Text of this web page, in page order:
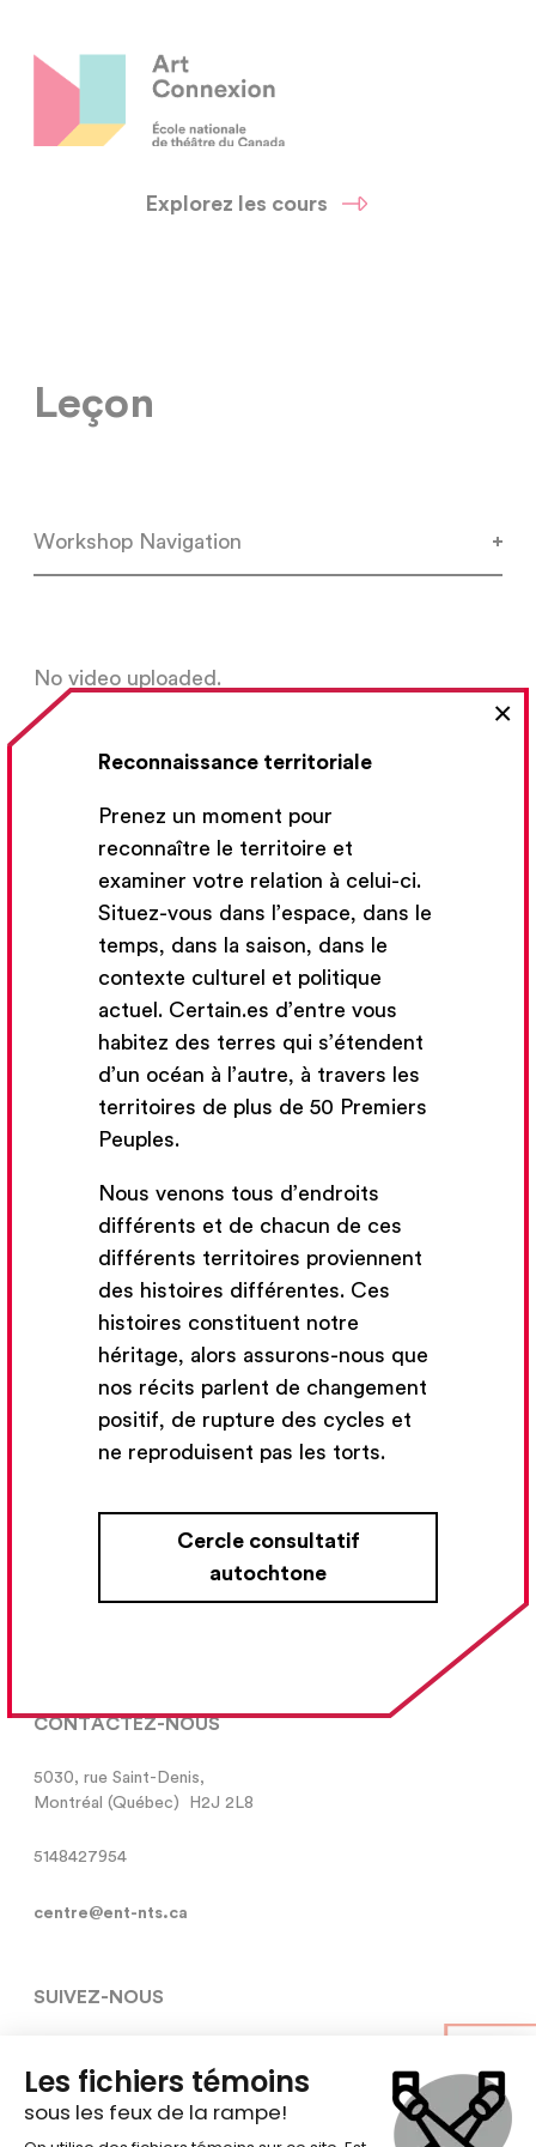
Reconnaissance territoriale
Prenez un moment pour
reconnaître le territoire et
examiner votre relation à celui-ci.
Situez-vous dans l’espace, dans le
temps, dans la saison, dans le
contexte culturel et politique
actuel. Certain.es d’entre vous
habitez des terres qui s’étendent
d’un océan à l’autre, à travers les
territoires de plus de 50 Premiers
Peuples.
Nous venons tous d’endroits
différents et de chacun de ces
différents territoires proviennent
des histoires différentes. Ces
histoires constituent notre
héritage, alors assurons-nous que
nos récits parlent de changement
positif, de rupture des cycles et
ne reproduisent pas les torts.
Cercle consultatif
autochtone
×
Explorez les cours
Leçon
No video uploaded.
Workshop Navigation
Abonnez-vous à l'infolettre
Nous vous enverrons des courriels occasionnels avec
les nouveaux ateliers et les nouveaux développements
de l’École nationale de théâtre.
Votre adresse courriel
Inscrivez-vous
CONTACTEZ-NOUS
5030, rue Saint-Denis,
Montréal (Québec)  H2J 2L8
5148427954
centre@ent-nts.ca
SUIVEZ-NOUS